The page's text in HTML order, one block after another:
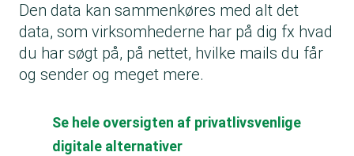
Den data kan sammenkøres med alt det
data, som virksomhederne har på dig fx hvad
du har søgt på, på nettet, hvilke mails du får
og sender og meget mere.
Se hele oversigten af privatlivsvenlige
digitale alternativer